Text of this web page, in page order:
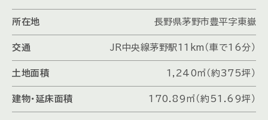
所在地 長野県茅野市豊平字東嶽
交通 JR中央線茅野駅11km（車で16分）
土地面積 1,240㎡（約375坪）
建物・延床面積 170.89㎡（約51.69坪）